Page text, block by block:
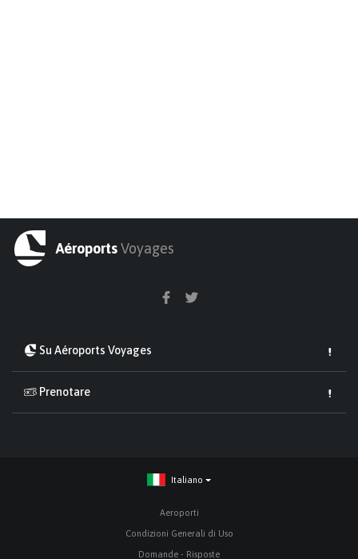
AéroportsVoyages
Su Aéroports Voyages
Prenotare
Italiano
Aeroporti
Condizioni Generali di Uso
Domande - Risposte